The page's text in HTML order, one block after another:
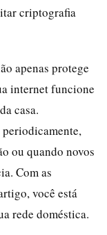
criptografia
apenas protege
internet funcione
casa.
ou quando novos
Com as
você está
rede doméstica.